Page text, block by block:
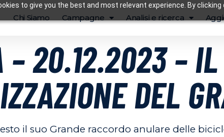
to give you the best and most relevant experience. By
Chi Siamo Campagne Analisi e ricerca
– 20.12.2023 –
DEL
il suo Grande raccordo anulare delle